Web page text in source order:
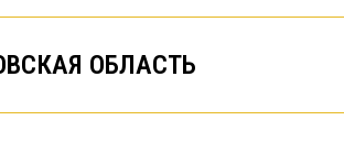
ОБЛАСТЬ